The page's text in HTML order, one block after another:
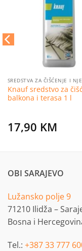
SREDSTVA ZA ČIŠĆENJE I
Knauf sredstvo za
balkona i terasa 1 l
17,90 KM
OBI SARAJEVO
Lužansko polje 9
71210 Ilidža –
Bosna i
Tel.: +387 33 777